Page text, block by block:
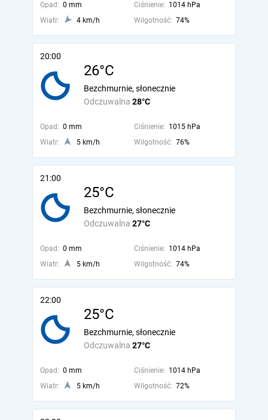
Opad: 0 mm Ciśnienie: 1014 hPa
Wiatr:
4 km/h Wilgotność: 74%
20:00
26°C
Odczuwalna 28°C
Bezchmurnie, słonecznie
Opad: 0 mm Ciśnienie: 1015 hPa
Wiatr:
5 km/h Wilgotność: 76%
21:00
25°C
Odczuwalna 27°C
Bezchmurnie, słonecznie
Opad: 0 mm Ciśnienie: 1014 hPa
Wiatr:
5 km/h Wilgotność: 74%
22:00
25°C
Odczuwalna 27°C
Bezchmurnie, słonecznie
Opad: 0 mm Ciśnienie: 1014 hPa
Wiatr:
5 km/h Wilgotność: 72%